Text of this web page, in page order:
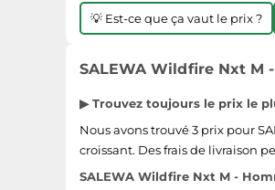
💡 Est-ce que ça vaut le prix ?
SALEWA Wildfire Nxt M
▶ Trouvez toujours le prix le
Nous avons trouvé 3 prix pour
croissant. Des frais de livraison
SALEWA Wildfire Nxt M -